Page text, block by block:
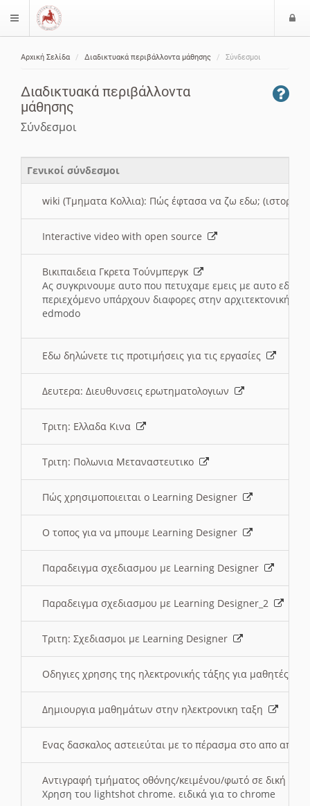
$langMenu
Αρχική Σελίδα Διαδικτυακά περιβάλλοντα μάθησης Σύνδεσμοι
Διαδικτυακά περιβάλλοντα
μάθησης
Σύνδεσμοι
Γενικοί σύνδεσμοι
wiki (Τμηματα Κολλια): Πώς έφτασα να ζω εδω; (ιστορια)
Interactive video with open source
Βικιπαιδεια Γκρετα Τούνμπεργκ
Ας συγκρινουμε αυτο που πετυχαμε εμεις με αυτο εδω
περιεχόμενο υπάρχουν διαφορες στην αρχιτεκτονική
edmodo
Εδω δηλώνετε τις προτιμήσεις για τις εργασίες
Δευτερα: Διευθυνσεις ερωτηματολογιων
Τριτη: Ελλαδα Κινα
Τριτη: Πολωνια Μεταναστευτικο
Πώς χρησιμοποιειται ο Learning Designer
O τοπος για να μπουμε Learning Designer
Παραδειγμα σχεδιασμου με Learning Designer
Παραδειγμα σχεδιασμου με Learning Designer_2
Τριτη: Σχεδιασμοι με Learning Designer
Οδηγιες χρησης της ηλεκτρονικής τάξης για μαθητές
Δημιουργια μαθημάτων στην ηλεκτρονικη ταξη
Ενας δασκαλος αστειεύται με το πέρασμα στο απο
Αντιγραφή τμήματος οθόνης/κειμένου/φωτό σε δική
Χρηση του lightshot chrome. ειδικά για το chrome